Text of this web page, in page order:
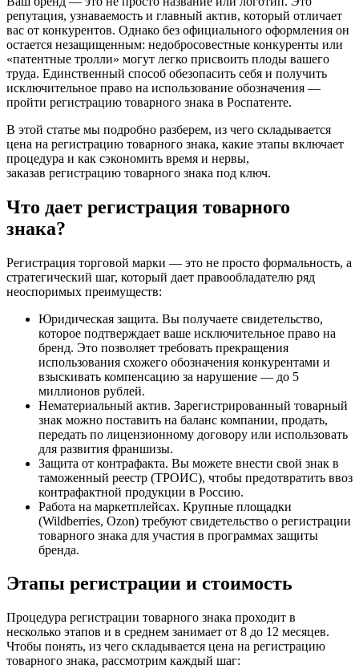
репутация, узнаваемость и главный актив, который отличает
вас от конкурентов. Однако без официального оформления он
остается незащищенным: недобросовестные конкуренты или
«патентные тролли» могут легко присвоить плоды вашего
труда. Единственный способ обезопасить себя и получить
исключительное право на использование обозначения —
пройти регистрацию товарного знака в Роспатенте.
В этой статье мы подробно разберем, из чего складывается
цена на регистрацию товарного знака, какие этапы включает
процедура и как сэкономить время и нервы,
заказав регистрацию товарного знака под ключ.
Что дает регистрация товарного
знака?
Регистрация торговой марки — это не просто формальность, а
стратегический шаг, который дает правообладателю ряд
неоспоримых преимуществ:
Юридическая защита. Вы получаете свидетельство,
которое подтверждает ваше исключительное право на
бренд. Это позволяет требовать прекращения
использования схожего обозначения конкурентами и
взыскивать компенсацию за нарушение — до 5
миллионов рублей.
Нематериальный актив. Зарегистрированный товарный
знак можно поставить на баланс компании, продать,
передать по лицензионному договору или использовать
для развития франшизы.
Защита от контрафакта. Вы можете внести свой знак в
таможенный реестр (ТРОИС), чтобы предотвратить ввоз
контрафактной продукции в Россию.
Работа на маркетплейсах. Крупные площадки
(Wildberries, Ozon) требуют свидетельство о регистрации
товарного знака для участия в программах защиты
бренда.
Этапы регистрации и стоимость
Процедура регистрации товарного знака проходит в
несколько этапов и в среднем занимает от 8 до 12 месяцев.
Чтобы понять, из чего складывается цена на регистрацию
товарного знака, рассмотрим каждый шаг: